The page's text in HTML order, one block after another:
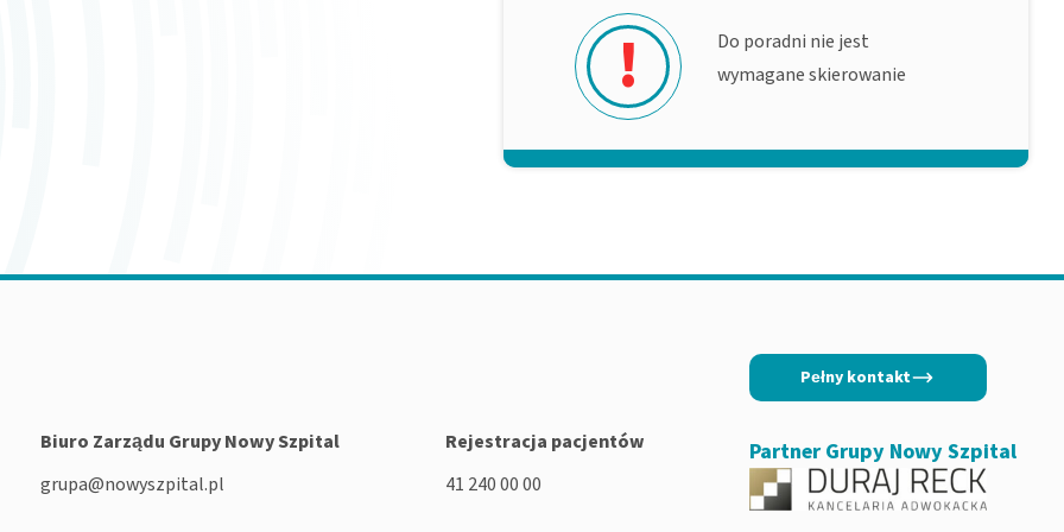
!
Do poradni nie jest
wymagane skierowanie
Biuro Zarządu Grupy Nowy Szpital
grupa@nowyszpital.pl
Rejestracja pacjentów
41 240 00 00
Pełny kontakt
Partner Grupy Nowy Szpital